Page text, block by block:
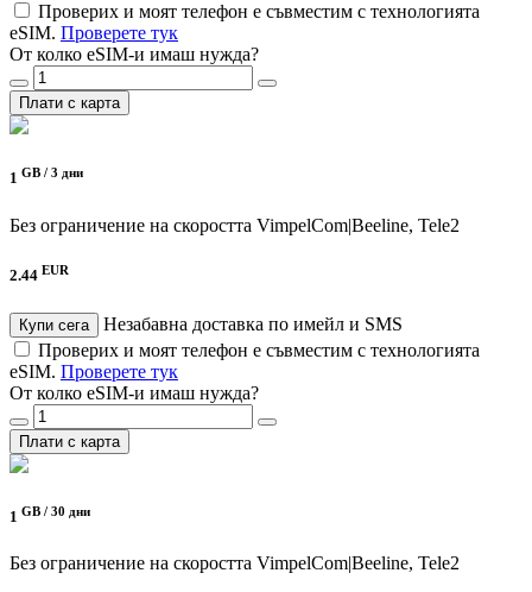
Проверих и моят телефон е съвместим с технологията
eSIM. Проверете тук
От колко eSIM-и имаш нужда?
Плати с карта
1 GB / 3 дни
Без ограничение на скоростта VimpelCom|Beeline, Tele2
2.44 EUR
Купи сега
Незабавна доставка по имейл и SMS
Проверих и моят телефон е съвместим с технологията
eSIM. Проверете тук
От колко eSIM-и имаш нужда?
Плати с карта
1 GB / 30 дни
Без ограничение на скоростта VimpelCom|Beeline, Tele2